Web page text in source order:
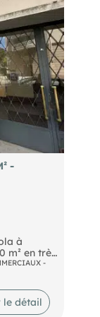
(soit
-
à
m² en très
sur un
Le
rideaux
activités
-
le détail